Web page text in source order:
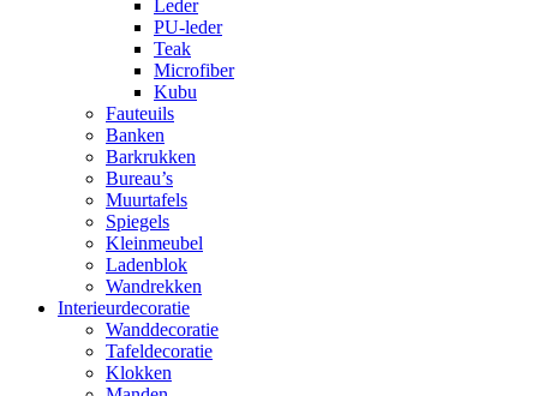
Leder
PU-leder
Teak
Microfiber
Kubu
Fauteuils
Banken
Barkrukken
Bureau’s
Muurtafels
Spiegels
Kleinmeubel
Ladenblok
Wandrekken
Interieurdecoratie
Wanddecoratie
Tafeldecoratie
Klokken